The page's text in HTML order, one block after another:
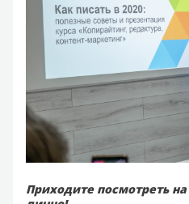
Приходите посмотреть